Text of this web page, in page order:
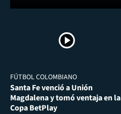
FÚTBOL COLOMBIANO
Santa Fe venció a Unión
Magdalena y tomó ventaja en la
Copa BetPlay